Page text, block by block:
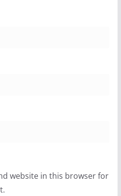
website in this browser for